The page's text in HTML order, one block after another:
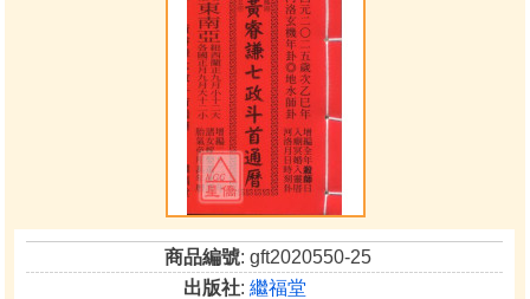
商品編號: gft2020550-25
出版社:繼福堂